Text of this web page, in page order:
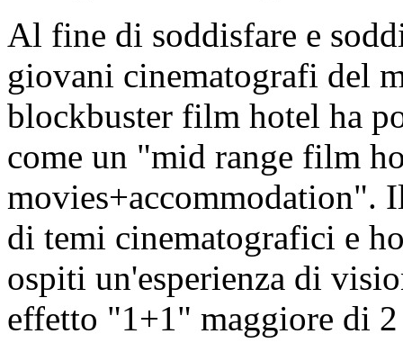
Al fine di soddisfare e
giovani cinematografi del
blockbuster film hotel ha
come un "mid range film
movies+accommodation".
di temi cinematografici e
ospiti un'esperienza di
effetto "1+1" maggiore di